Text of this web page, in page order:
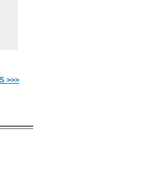
>>>